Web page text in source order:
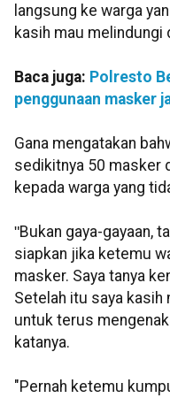
langsung ke warga
kasih mau melindungi
Baca juga: Polresto
penggunaan masker
Gana mengatakan
sedikitnya 50 masker
kepada warga yang
"Bukan gaya-gayaan,
siapkan jika ketemu
masker. Saya tanya
Setelah itu saya
untuk terus
katanya.
"Pernah ketemu